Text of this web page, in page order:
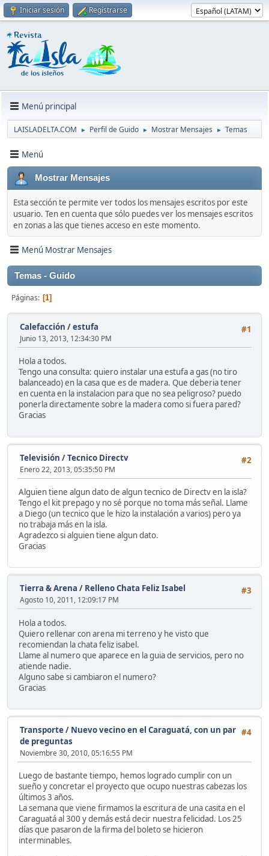
Iniciar sesión Regístrarse
Menú principal
LAISLADELTA.COM ► Perfil de Guido ► Mostrar Mensajes ► Temas
Menú
Mostrar Mensajes
Esta sección te permite ver todos los mensajes escritos por este
usuario. Ten en cuenta que sólo puedes ver los mensajes escritos
en zonas a las que tienes acceso en este momento.
Menú Mostrar Mensajes
Temas - Guido
Páginas 1
#1
Calefacción /estufa
Junio 13, 2013, 12:34:30 PM
Hola a todos.
Tengo una consulta: quiero instalar una estufa a gas (no tiro
balanceado) en la casa que es de madera. Que deberia tener
en cuenta en la instalacion para que no sea peligroso? puedo
ponerla directamente sobre la madera como si fuera pared?
Gracias
#2
Televisión /Tecnico Directv
Enero 22, 2013, 05:35:50 PM
Alguien tiene algun dato de algun tecnico de Directv en la isla?
Tengo el kit prepago y no sé porque no toma más señal. Llame
a Diego (un tecnico que le hizo la instalación a varios) pero ya
no trabaja más en la isla.
Agradezco si alguien tiene algun dato.
Gracias
#3
Tierra & Arena / Relleno Chata Feliz Isabel
Agosto 10, 2011, 12:09:17 PM
Hola a todos.
Quiero rellenar con arena mi terreno y he visto que
recomiendan la chata feliz isabel.
Llame al numero que aparece en la guia de servicios, pero no
atiende nadie.
Alguno sabe si cambiaron el numero?
Gracias
#4
Transporte/ Nuevo vecino en el Caraguatá, con un par
de preguntas
Noviembre 30, 2010, 05:16:55 PM
Luego de bastante tiempo, hemos logrado cumplir con un
sueño y concretar el proyecto que ocupo nuestras cabezas los
últimos 3 años.
La semana que viene firmamos la escritura de una casita en el
Caraguatá al 300 y demás está decir nuestra felicidad. Los 25
días que pasaron de la firma del boleto se hicieron
interminables.